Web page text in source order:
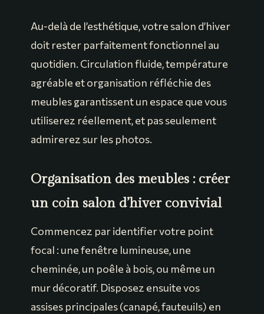
Au-delà de l’esthétique, votre salon d’hiver
doit rester parfaitement fonctionnel au
quotidien. Circulation fluide, température
agréable et organisation réfléchie des
meubles garantissent un espace que vous
utiliserez réellement, et pas seulement
admirerez sur les photos.
Organisation des meubles : créer
un coin salon d’hiver convivial
Commencez par identifier votre point
focal : une fenêtre lumineuse, une
cheminée, un poêle à bois, ou même un
mur décoratif. Disposez ensuite vos
assises principales (canapé, fauteuils) en